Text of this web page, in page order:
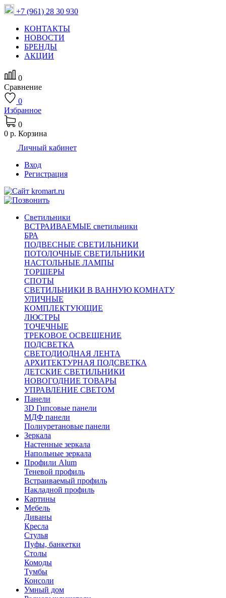
+7 (961) 28 30 930
КОНТАКТЫ
НОВОСТИ
БРЕНДЫ
АКЦИИ
0
Сравнение
0
Избранное
0
0 р. Корзина
Личный кабинет
Вход
Регистрация
Светильники
ВСТРАИВАЕМЫЕ светильники
БРА
ПОДВЕСНЫЕ СВЕТИЛЬНИКИ
ПОТОЛОЧНЫЕ СВЕТИЛЬНИКИ
НАСТОЛЬНЫЕ ЛАМПЫ
ТОРШЕРЫ
СПОТЫ
СВЕТИЛЬНИКИ В ВАННУЮ КОМНАТУ
УЛИЧНЫЕ
КОМПЛЕКТУЮЩИЕ
ЛЮСТРЫ
ТОЧЕЧНЫЕ
ТРЕКОВОЕ ОСВЕЩЕНИЕ
ПОДСВЕТКА
СВЕТОДИОДНАЯ ЛЕНТА
АРХИТЕКТУРНАЯ ПОДСВЕТКА
ДЕТСКИЕ СВЕТИЛЬНИКИ
НОВОГОДНИЕ ТОВАРЫ
УПРАВЛЕНИЕ СВЕТОМ
Панели
3D Гипсовые панели
МДФ панели
Полиуретановые панели
Зеркала
Настенные зеркала
Напольные зеркала
Профили Alum
Теневой профиль
Встраиваемый профиль
Накладной профиль
Картины
Мебель
Диваны
Кресла
Стулья
Пуфы, банкетки
Столы
Комоды
Тумбы
Консоли
Умный дом